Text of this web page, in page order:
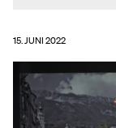
15. JUNI 2022